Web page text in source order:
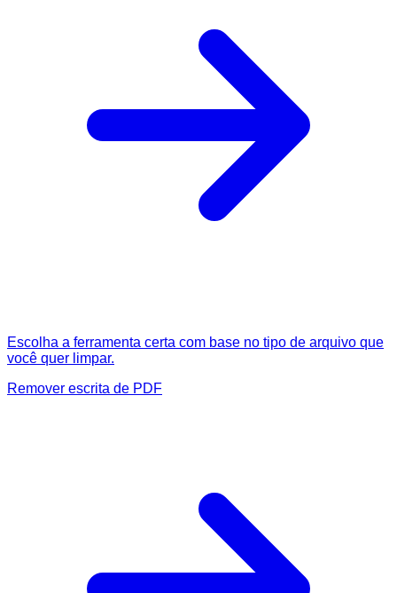
Escolha a ferramenta certa com base no tipo de arquivo que
você quer limpar.
Remover escrita de PDF